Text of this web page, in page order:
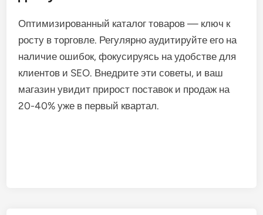
Оптимизированный каталог товаров — ключ к
росту в торговле. Регулярно аудитируйте его на
наличие ошибок, фокусируясь на удобстве для
клиентов и SEO. Внедрите эти советы, и ваш
магазин увидит прирост поставок и продаж на
20-40% уже в первый квартал.